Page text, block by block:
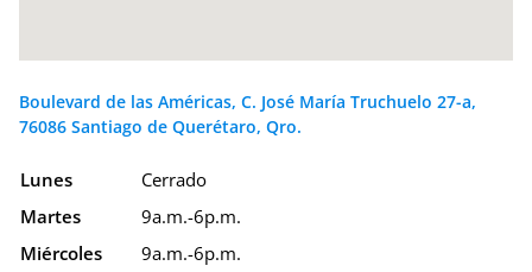
Boulevard de las Américas, C. José María Truchuelo 27-a,
76086 Santiago de Querétaro, Qro.
Lunes
Cerrado
Martes
9a.m.-6p.m.
Miércoles
9a.m.-6p.m.